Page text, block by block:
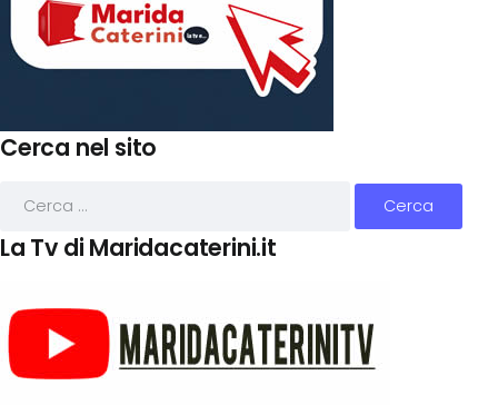
Cerca nel sito
La Tv di Maridacaterini.it